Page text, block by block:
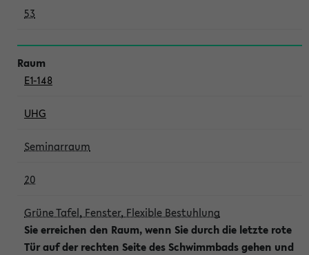
53
E1-148
UHG
Seminarraum
20
Grüne Tafel, Fenster, Flexible Bestuhlung
Sie erreichen den Raum, wenn Sie durch die letzte rote
Tür auf der rechten Seite des Schwimmbads gehen und